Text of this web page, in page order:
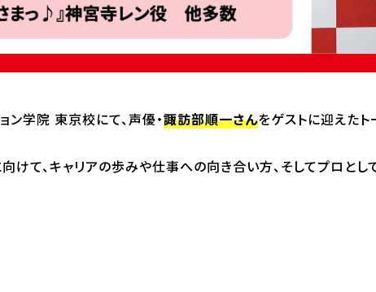
YOANI塾
交通費サポート
お問
せ 採用情報 個人情報保護方針
特定商取引法に
Cookie
学院 東京校にて、声優・諏訪部順一さんをゲストに迎えたト
て、キャリアの歩みや仕事への向き合い方、そしてプロと